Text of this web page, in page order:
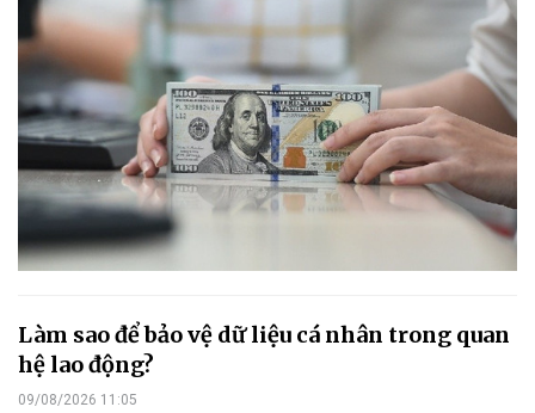
Làm sao để bảo vệ dữ liệu cá nhân trong quan
hệ lao động?
09/08/2026 11:05